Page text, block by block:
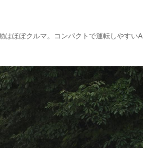
はほぼクルマ。コンパクトで運転しやすい